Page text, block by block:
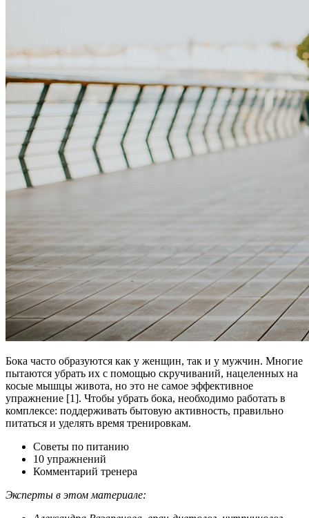
Бока часто образуются как у женщин, так и у мужчин. Многие
пытаются убрать их с помощью скручиваний, нацеленных на
косые мышцы живота, но это не самое эффективное
упражнение [1]. Чтобы убрать бока, необходимо работать в
комплексе: поддерживать бытовую активность, правильно
питаться и уделять время тренировкам.
Советы по питанию
10 упражнений
Комментарий тренера
Эксперты в этом материале: